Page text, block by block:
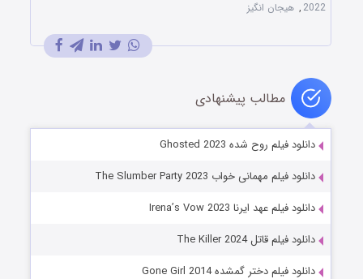
2022
, هیجان انگیز
مطالب پیشنهادی
دانلود فیلم روح شده Ghosted 2023
دانلود فیلم مهمانی خواب The Slumber Party 2023
دانلود فیلم عهد ایرنا Irena’s Vow 2023
دانلود فیلم قاتل The Killer 2024
دانلود فیلم دختر گمشده Gone Girl 2014